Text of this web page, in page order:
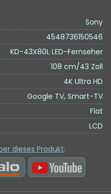
Sony
4548736150546
KD-43X80L LED-Fernseher
108 cm/43 Zoll
4K Ultra HD
Google TV, Smart-TV
Flat
LCD
dieses Produkt: